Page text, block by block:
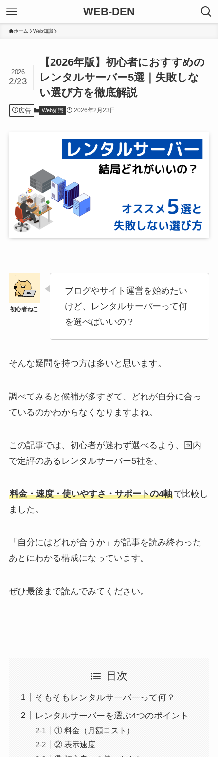
WEB-DEN
ホーム Web知識
【2026年版】初心者におすすめの
レンタルサーバー5選｜失敗しな
い選び方を徹底解説
2026
2/23
広告 Web知識 2026年2月23日
ブログやサイト運営を始めたい
けど、レンタルサーバーって何
を選べばいいの？
そんな疑問を持つ方は多いと思います。
調べてみると候補が多すぎて、どれが自分に合っ
ているのかわからなくなりますよね。
この記事では、初心者が迷わず選べるよう、国内
で定評のあるレンタルサーバー5社を、
料金・速度・使いやすさ・サポートの4軸で比較し
ました。
「自分にはどれが合うか」が記事を読み終わった
あとにわかる構成になっています。
ぜひ最後まで読んでみてください。
目次
そもそもレンタルサーバーって何？
レンタルサーバーを選ぶ4つのポイント
① 料金（月額コスト）
② 表示速度